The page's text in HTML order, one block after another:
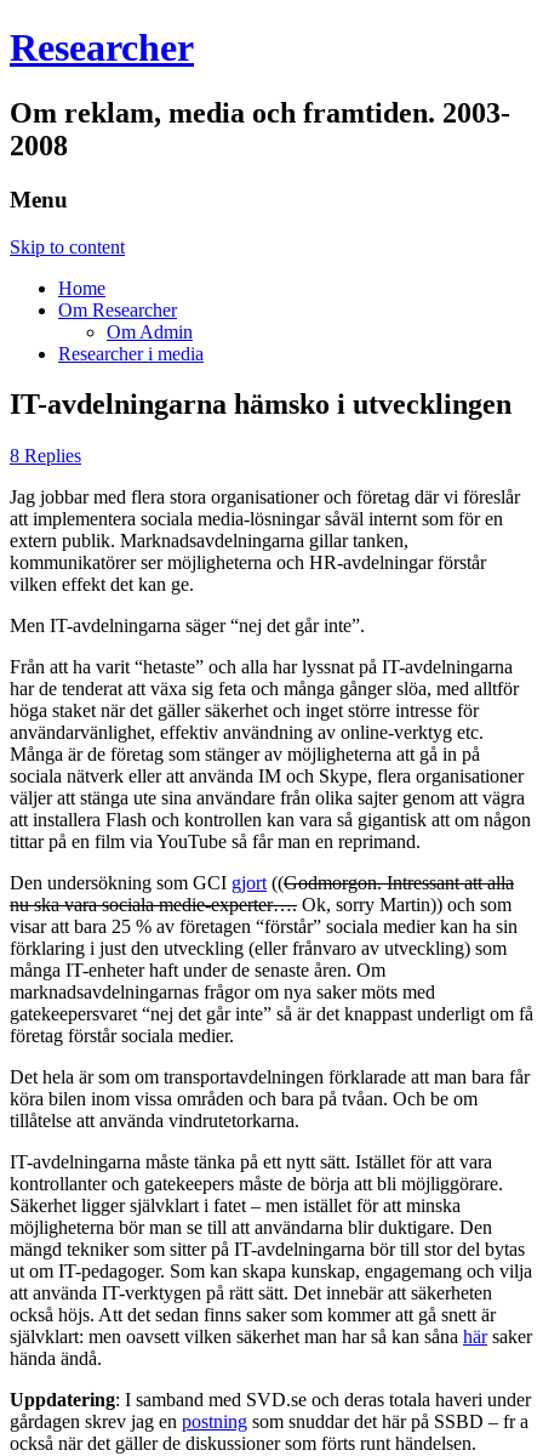
Researcher
Om reklam, media och framtiden. 2003-
2008
Menu
Skip to content
Home
Om Researcher
Om Admin
Researcher i media
IT-avdelningarna hämsko i utvecklingen
8 Replies
Jag jobbar med flera stora organisationer och företag där vi föreslår
att implementera sociala media-lösningar såväl internt som för en
extern publik. Marknadsavdelningarna gillar tanken,
kommunikatörer ser möjligheterna och HR-avdelningar förstår
vilken effekt det kan ge.
Men IT-avdelningarna säger “nej det går inte”.
Från att ha varit “hetaste” och alla har lyssnat på IT-avdelningarna
har de tenderat att växa sig feta och många gånger slöa, med alltför
höga staket när det gäller säkerhet och inget större intresse för
användarvänlighet, effektiv användning av online-verktyg etc.
Många är de företag som stänger av möjligheterna att gå in på
sociala nätverk eller att använda IM och Skype, flera organisationer
väljer att stänga ute sina användare från olika sajter genom att vägra
att installera Flash och kontrollen kan vara så gigantisk att om någon
tittar på en film via YouTube så får man en reprimand.
Den undersökning som GCI gjort ((Godmorgon. Intressant att alla
nu ska vara sociala medie-experter…. Ok, sorry Martin)) och som
visar att bara 25 % av företagen “förstår” sociala medier kan ha sin
förklaring i just den utveckling (eller frånvaro av utveckling) som
många IT-enheter haft under de senaste åren. Om
marknadsavdelningarnas frågor om nya saker möts med
gatekeepersvaret “nej det går inte” så är det knappast underligt om få
företag förstår sociala medier.
Det hela är som om transportavdelningen förklarade att man bara får
köra bilen inom vissa områden och bara på tvåan. Och be om
tillåtelse att använda vindrutetorkarna.
IT-avdelningarna måste tänka på ett nytt sätt. Istället för att vara
kontrollanter och gatekeepers måste de börja att bli möjliggörare.
Säkerhet ligger självklart i fatet – men istället för att minska
möjligheterna bör man se till att användarna blir duktigare. Den
mängd tekniker som sitter på IT-avdelningarna bör till stor del bytas
ut om IT-pedagoger. Som kan skapa kunskap, engagemang och vilja
att använda IT-verktygen på rätt sätt. Det innebär att säkerheten
också höjs. Att det sedan finns saker som kommer att gå snett är
självklart: men oavsett vilken säkerhet man har så kan såna härsaker
hända ändå.
Uppdatering: I samband med SVD.se och deras totala haveri under
gårdagen skrev jag en postning som snuddar det här på SSBD – fr a
också när det gäller de diskussioner som förts runt händelsen.